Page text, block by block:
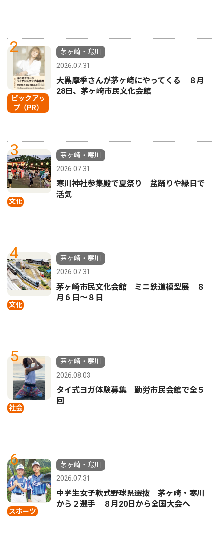
2
ピックアッ
プ（PR）
茅ヶ崎・寒川
2026.07.31
大黒摩季さんが茅ヶ崎にやってくる ８月
28日、茅ヶ崎市民文化会館
3
文化
茅ヶ崎・寒川
2026.07.31
寒川神社参集殿で夏祭り 盆踊りや縁日で
活気
4
文化
茅ヶ崎・寒川
2026.07.31
茅ヶ崎市民文化会館 ミニ鉄道模型展 ８
月６日〜８日
5
社会
茅ヶ崎・寒川
2026.08.03
タイ式ヨガ体験募集 勤労市民会館で全５
回
6
スポーツ
茅ヶ崎・寒川
2026.07.31
中学生女子軟式野球県選抜 茅ヶ崎・寒川
から２選手 ８月20日から全国大会へ